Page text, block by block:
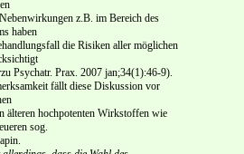
z.B. im Bereich des
haben
die Risiken aller möglichen
Psychatr. Prax. 2007 jan;34(1):46-9).
fällt diese Diskussion vor
älteren hochpotenten Wirkstoffen wie
sog.